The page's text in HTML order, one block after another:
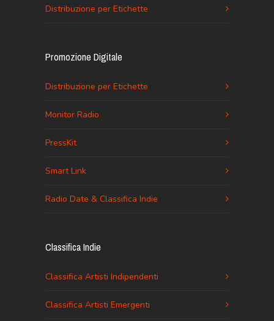
Distribuzione per Etichette
Promozione Digitale
Distribuzione per Etichette
Monitor Radio
PressKit
Smart Link
Radio Date & Classifica Indie
Classifica Indie
Classifica Artisti Indipendenti
Classifica Artisti Emergenti